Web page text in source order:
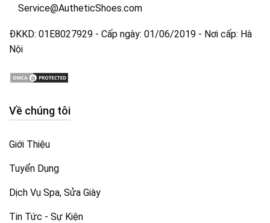
Service@AutheticShoes.com
ĐKKD: 01E8027929 - Cấp ngày: 01/06/2019 - Nơi cấp: Hà
Nội
Về chúng tôi
Giới Thiệu
Tuyển Dụng
Dịch Vụ Spa, Sửa Giày
Tin Tức - Sự Kiện